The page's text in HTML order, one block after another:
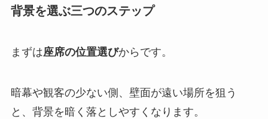
背景を選ぶ三つのステップ
まずは座席の位置選びからです。
暗幕や観客の少ない側、壁面が遠い場所を狙う
と、背景を暗く落としやすくなります。